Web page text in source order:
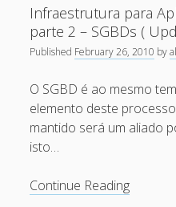
Github
Linkedin
Publicações
Security Advisories
Tools
Recent Posts
SECURITY CONFERENCE
Mitigando tráfego
[Capacite] Linux –
[Capacite] Linux – Conceitos
Infraestrutura para
parte 2 – SGBDs (
Published February 26, 2010 by
O SGBD é ao mesmo
elemento deste
mantido será um aliado
isto…
Continue Reading